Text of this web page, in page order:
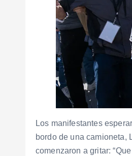
Los manifestantes
bordo de una camioneta,
comenzaron a gritar: